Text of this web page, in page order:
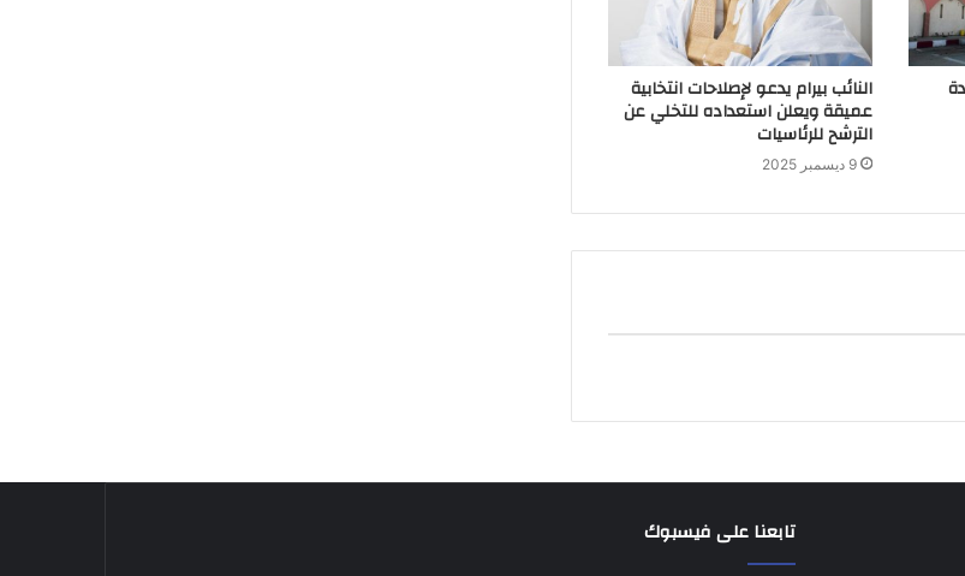
النائب بيرام يدعو لإصلاحات انتخابية
عميقة ويعلن استعداده للتخلي عن
الترشح للرئاسيات
9 ديسمبر 2025
تابعنا على فيسبوك